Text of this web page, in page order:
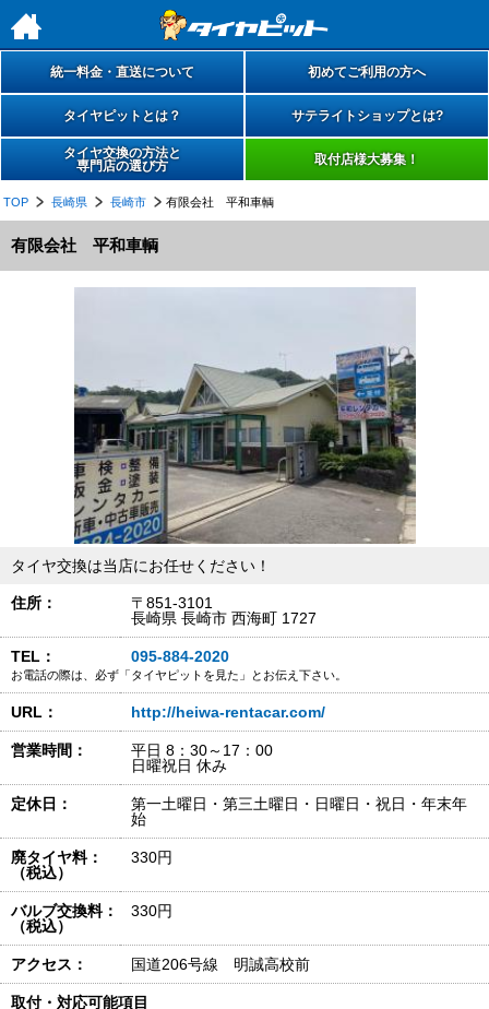
h
統一料金・直送について 初めてご利用の方へ
タイヤピットとは？ サテライトショップとは?
タイヤ交換の方法と
専門店の選び方
取付店様大募集！
TOP 長崎県 長崎市 有限会社 平和車輌
有限会社 平和車輌
タイヤ交換は当店にお任せください！
住所：
〒851-3101
長崎県 長崎市 西海町 1727
TEL： 095-884-2020
お電話の際は、必ず「タイヤピットを見た」とお伝え下さい。
URL： http://heiwa-rentacar.com/
営業時間：
平日 8：30～17：00
日曜祝日 休み
定休日：
第一土曜日・第三土曜日・日曜日・祝日・年末年
始
廃タイヤ料：
（税込）
330円
バルブ交換料：
（税込）
330円
アクセス： 国道206号線 明誠高校前
取付・対応可能項目